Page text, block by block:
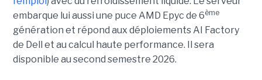
embarque lui aussi une puce AMD Epyc de 6ème
génération et répond aux déploiements AI Factory
de Dell et au calcul haute performance. Il sera
disponible au second semestre 2026.